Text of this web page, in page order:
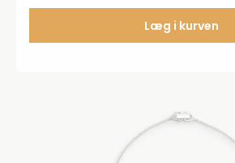
Læg i kurven